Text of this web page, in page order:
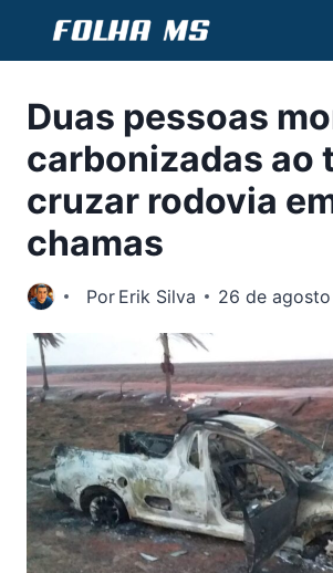
Conteúdo
Duas pessoas
carbonizadas ao
cruzar rodovia
chamas
Por Erik Silva 26 de